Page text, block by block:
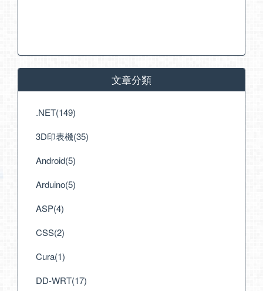
文章分類
.NET(149)
3D印表機(35)
Android(5)
Arduino(5)
ASP(4)
CSS(2)
Cura(1)
DD-WRT(17)